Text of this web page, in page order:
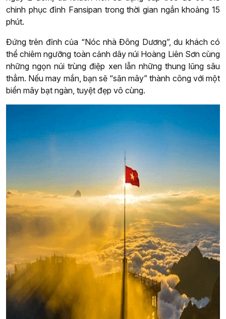
chinh phục đỉnh Fansipan trong thời gian ngắn khoảng 15
phút.
Đứng trên đỉnh của “Nóc nhà Đông Dương”, du khách có
thể chiêm ngưỡng toàn cảnh dãy núi Hoàng Liên Sơn cùng
những ngọn núi trùng điệp xen lẫn những thung lũng sâu
thẳm. Nếu may mắn, bạn sẽ “săn mây” thành công với một
biển mây bạt ngàn, tuyệt đẹp vô cùng.